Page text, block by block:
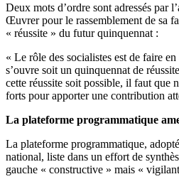
Deux mots d’ordre sont adressés par
Œuvrer pour le rassemblement de sa
« réussite » du futur quinquennat :
« Le rôle des socialistes est de faire
s’ouvre soit un quinquennat de
cette réussite soit possible, il faut que
forts pour apporter une contribution
La plateforme programmatique
La plateforme programmatique,
national, liste dans un effort de
gauche « constructive » mais «